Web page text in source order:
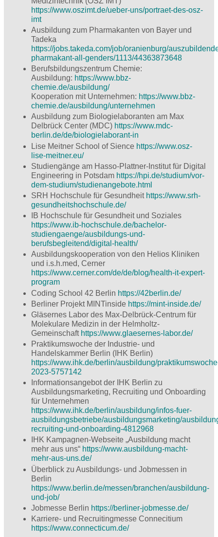
https://www.oszimt.de/ueber-uns/portraet-des-osz-
imt
Ausbildung zum Pharmakanten von Bayer und
Tadeka
https://jobs.takeda.com/job/oranienburg/
pharmakant-all-genders/1113/44363873648
Berufsbildungszentrum Chemie:
Ausbildung: https://www.bbz-
chemie.de/ausbildung/
Kooperation mit Unternehmen: https://www.bbz-
chemie.de/ausbildung/unternehmen
Ausbildung zum Biologielaboranten am Max
Delbrück Center (MDC) https://www.mdc-
berlin.de/de/biologielaborant-in
Lise Meitner School of Sience https://www.osz-
lise-meitner.eu/
Studiengänge am Hasso-Plattner-Institut für Digital
Engineering in Potsdam https://hpi.de/studium/vor-
dem-studium/studienangebote.html
SRH Hochschule für Gesundheit https://www.srh-
gesundheitshochschule.de/
IB Hochschule für Gesundheit und Soziales
https://www.ib-hochschule.de/bachelor-
studiengaenge/ausbildungs-und-
berufsbegleitend/digital-health/
Ausbildungskooperation von den Helios Kliniken
und i.s.h.med, Cerner
https://www.cerner.com/de/de/blog/health-it-expert-
program
Coding School 42 Berlin https://42berlin.de/
Berliner Projekt MINTinside https://mint-inside.de/
Gläsernes Labor des Max-Delbrück-Centrum für
Molekulare Medizin in der Helmholtz-
Gemeinschaft https://www.glaesernes-labor.de/
Praktikumswoche der Industrie- und
Handelskammer Berlin (IHK Berlin)
https://www.ihk.de/berlin/ausbildung/
2023-5757142
Informationsangebot der IHK Berlin zu
Ausbildungsmarketing, Recruiting und Onboarding
für Unternehmen
https://www.ihk.de/berlin/ausbildung/infos-fuer-
ausbildungsbetriebe/ausbildungsmarketing/
recruiting-und-onboarding-4812968
IHK Kampagnen-Webseite „Ausbildung macht
mehr aus uns“ https://www.ausbildung-macht-
mehr-aus-uns.de/
Überblick zu Ausbildungs- und Jobmessen in
Berlin
https://www.berlin.de/messen/branchen/ausbildung-
und-job/
Jobmesse Berlin https://berliner-jobmesse.de/
Karriere- und Recruitingmesse Connecitium
https://www.connecticum.de/